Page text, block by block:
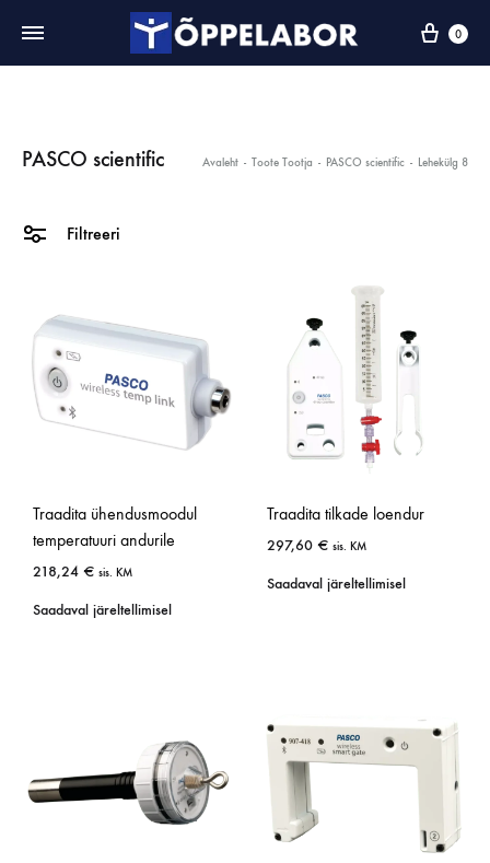
0
PASCO scientific Avaleht - Toote Tootja - PASCO scientific - Lehekülg 8
Filtreeri
Traadita ühendusmoodul
temperatuuri andurile
218,24 € sis. KM
Saadaval järeltellimisel
Traadita tilkade loendur
297,60 € sis. KM
Saadaval järeltellimisel